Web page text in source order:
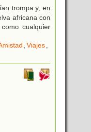
trompa y, en
africana con
cualquier
,Viajes,